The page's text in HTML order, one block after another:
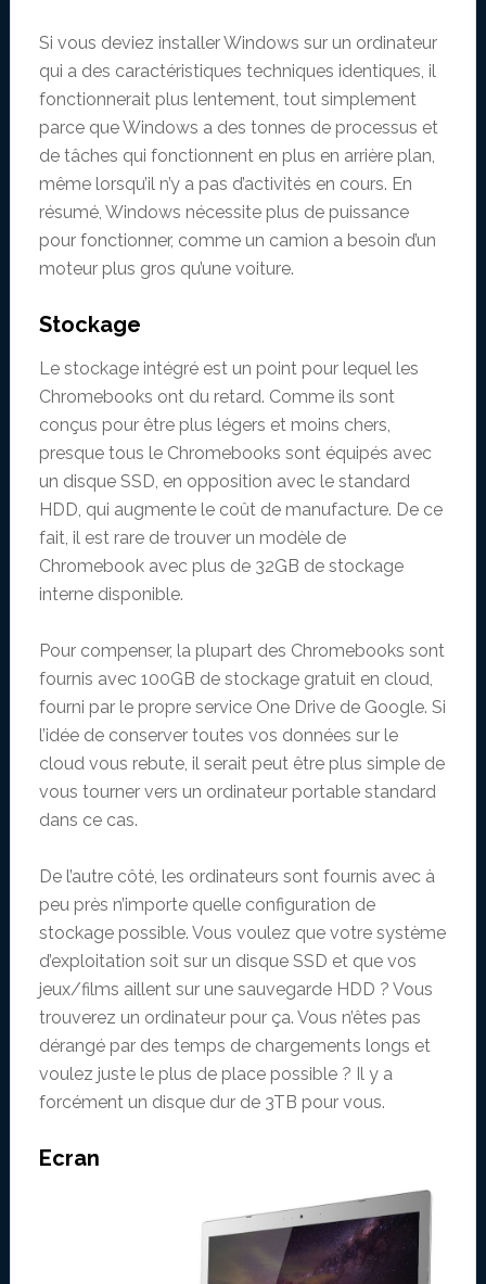
Si vous deviez installer Windows sur un ordinateur
qui a des caractéristiques techniques identiques, il
fonctionnerait plus lentement, tout simplement
parce que Windows a des tonnes de processus et
de tâches qui fonctionnent en plus en arrière plan,
même lorsqu’il n’y a pas d’activités en cours. En
résumé, Windows nécessite plus de puissance
pour fonctionner, comme un camion a besoin d’un
moteur plus gros qu’une voiture.
Stockage
Le stockage intégré est un point pour lequel les
Chromebooks ont du retard. Comme ils sont
conçus pour être plus légers et moins chers,
presque tous le Chromebooks sont équipés avec
un disque SSD, en opposition avec le standard
HDD, qui augmente le coût de manufacture. De ce
fait, il est rare de trouver un modèle de
Chromebook avec plus de 32GB de stockage
interne disponible.
Pour compenser, la plupart des Chromebooks sont
fournis avec 100GB de stockage gratuit en cloud,
fourni par le propre service One Drive de Google. Si
l’idée de conserver toutes vos données sur le
cloud vous rebute, il serait peut être plus simple de
vous tourner vers un ordinateur portable standard
dans ce cas.
De l’autre côté, les ordinateurs sont fournis avec à
peu près n’importe quelle configuration de
stockage possible. Vous voulez que votre système
d’exploitation soit sur un disque SSD et que vos
jeux/films aillent sur une sauvegarde HDD ? Vous
trouverez un ordinateur pour ça. Vous n’êtes pas
dérangé par des temps de chargements longs et
voulez juste le plus de place possible ? Il y a
forcément un disque dur de 3TB pour vous.
Ecran